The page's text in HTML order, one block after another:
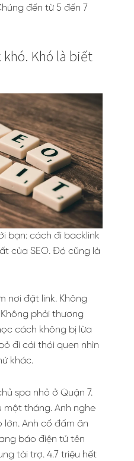
đến từ 5 đến 7
Khó là biết
bạn: cách đi backlink
của SEO. Đó cũng là
nơi đặt link. Không
phải thương
cách không bị lừa
đi cái thói quen nhìn
khác.
spa nhỏ ở Quận 7.
một tháng. Anh nghe
Anh cố đấm ăn
báo điện tử tên
tài trợ. 4.7 triệu hết